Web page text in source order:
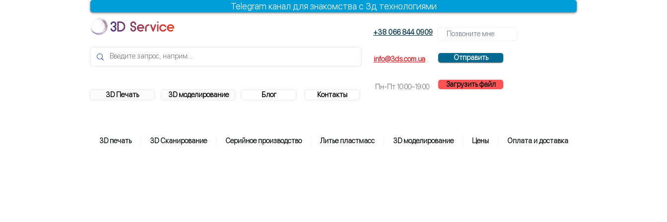
Telegram канал для знакомства с 3д технологиями
3D Печать 3D моделирование Блог Контакты
+38 066 844 0909
info@3ds.com.ua Отправить
Пн-Пт10:00–19:00 Загрузить файл
3D печать 3D Сканирование Серийное производство Литье пластмасс 3D моделирование Цены Оплата и доставка